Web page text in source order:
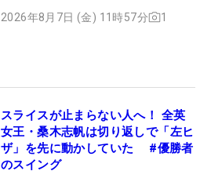
2026年8月7日 (金) 11時57分 1
スライスが止まらない人へ！ 全英
女王・桑木志帆は切り返しで「左ヒ
ザ」を先に動かしていた #優勝者
のスイング